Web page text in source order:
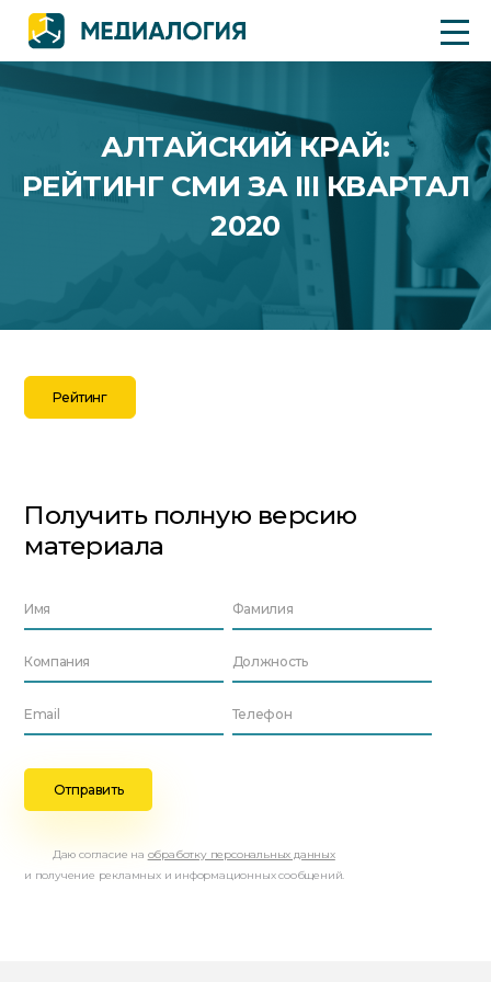
АЛТАЙСКИЙ КРАЙ:
РЕЙТИНГ СМИ ЗА III КВАРТАЛ
2020
Рейтинг
Получить полную версию
материала
Даю согласие на обработку персональных данных
и получение рекламных и информационных сообщений.